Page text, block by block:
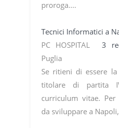
proroga....
Tecnici Informatici a
PC HOSPITAL 3
Puglia
Se ritieni di essere
titolare di partita
curriculum vitae.
da sviluppare a